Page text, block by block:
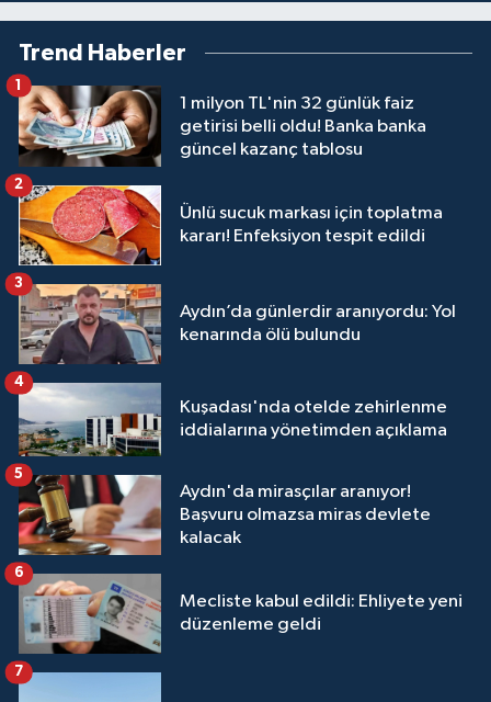
Trend Haberler
1 milyon TL'nin 32 günlük faiz
getirisi belli oldu! Banka banka
güncel kazanç tablosu
1
Ünlü sucuk markası için toplatma
kararı! Enfeksiyon tespit edildi
2
Aydın’da günlerdir aranıyordu: Yol
kenarında ölü bulundu
3
Kuşadası'nda otelde zehirlenme
iddialarına yönetimden açıklama
4
Aydın'da mirasçılar aranıyor!
Başvuru olmazsa miras devlete
kalacak
5
Mecliste kabul edildi: Ehliyete yeni
düzenleme geldi
6
7